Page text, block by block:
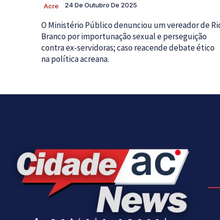
Acre 24 De Outubro De 2025
O Ministério Público denunciou um vereador de
Branco por importunação sexual e perseguição
contra ex-servidoras; caso reacende debate ético
na política acreana.